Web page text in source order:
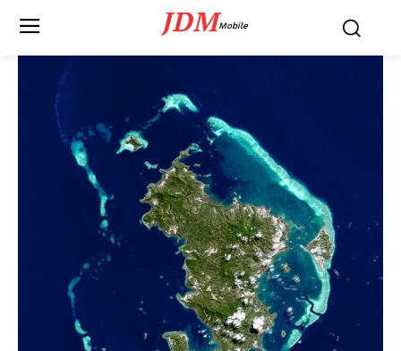
JDMMobile